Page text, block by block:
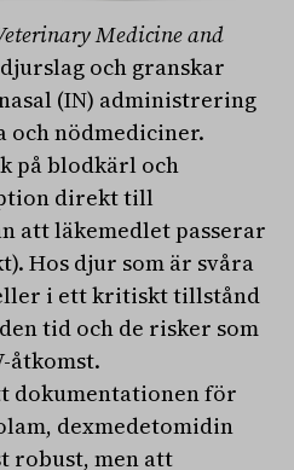
Medicine and
och granskar
(IN) administrering
och nödmediciner.
på blodkärl och
direkt till
att läkemedlet passerar
Hos djur som är svåra
i ett kritiskt tillstånd
tid och de risker som
åtkomst.
dokumentationen för
dexmedetomidin
robust, men att